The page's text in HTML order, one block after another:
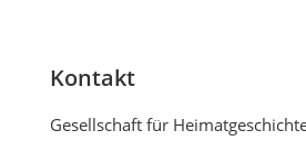
Kontakt
Gesellschaft für